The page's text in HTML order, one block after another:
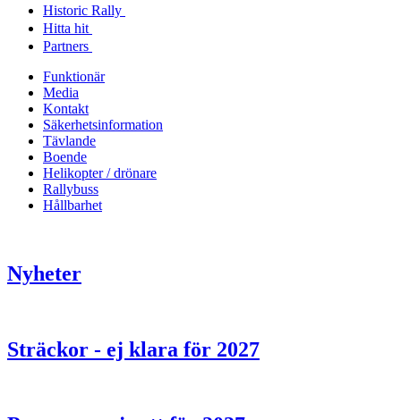
Historic Rally
Hitta hit
Partners
Funktionär
Media
Kontakt
Säkerhetsinformation
Tävlande
Boende
Helikopter / drönare
Rallybuss
Hållbarhet
Nyheter
Sträckor - ej klara för 2027